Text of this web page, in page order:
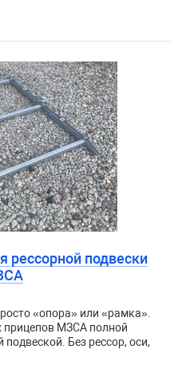
рессорной подвески
«опора» или «рамка».
прицепов МЗСА полной
подвеской. Без рессор, оси,